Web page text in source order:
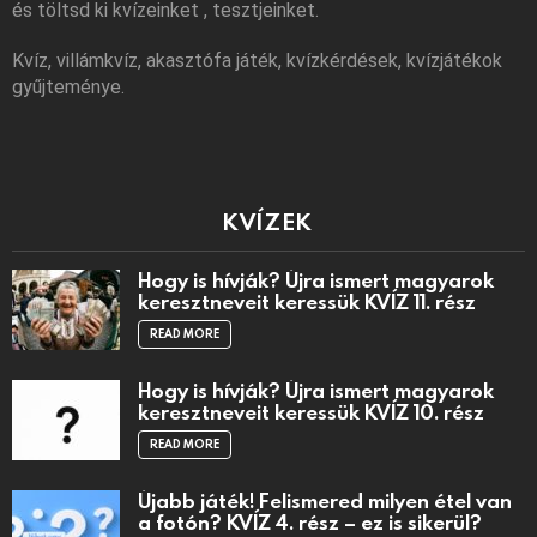
és töltsd ki kvízeinket , tesztjeinket.
Kvíz, villámkvíz, akasztófa játék, kvízkérdések, kvízjátékok
gyűjteménye.
KVÍZEK
Hogy is hívják? Újra ismert magyarok
keresztneveit keressük KVÍZ 11. rész
READ MORE
Hogy is hívják? Újra ismert magyarok
keresztneveit keressük KVÍZ 10. rész
READ MORE
Újabb játék! Felismered milyen étel van
a fotón? KVÍZ 4. rész – ez is sikerül?